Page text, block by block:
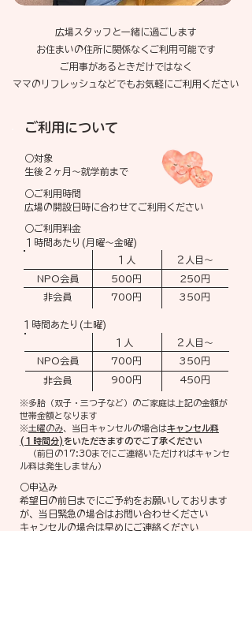
広場スタッフと一緒に過ごします
お住まいの住所に関係なくご利用可能です
ご用事があるときだけではなく
​ママのリフレッシュなどでもお気軽にご利用ください
○対象
生後 ​２ヶ月～就学前まで
○ご利用時間
​広場の開設日時に合わせてご利用ください
○ご利用料金
１時間あたり(月曜～金曜)
１人
２人目～
NPO会員
500円
250円
350円
非会員 700円
１時間あたり(土曜)
１人
２人目～
NPO会員
700円 350円
非会員 900円 450円
※多胎（双子・三つ子など）のご家庭は上記の金額が
世帯金額となります
※土曜のみ 、当日キャンセルの場合はキャンセル料
(１時間分) をいただきますのでご了承ください
​ （前日の17:30までにご連絡いただければキャンセ
ル料は発生しません）
○申込み
​希望日の前日までにご予約をお願いしております
が、当日緊急の場合はお問い合わせください
​キャンセルの場合は早めにご連絡ください
ご利用について